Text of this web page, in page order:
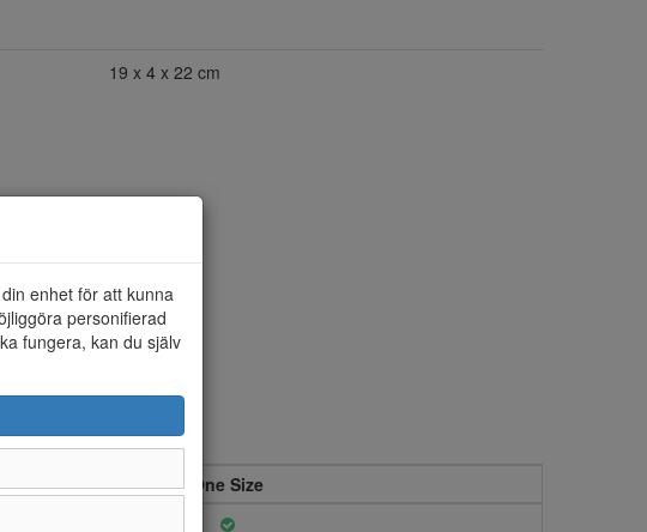
19 x 4 x 22 cm
One Size
enhet för att kunna
personifierad
fungera, kan du själv